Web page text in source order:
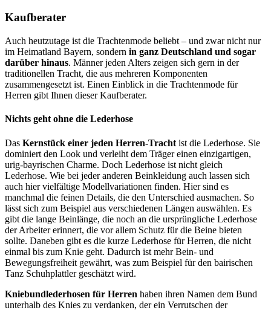
Kaufberater
Auch heutzutage ist die Trachtenmode beliebt – und zwar nicht nur
im Heimatland Bayern, sondern in ganz Deutschland und sogar
darüber hinaus. Männer jeden Alters zeigen sich gern in der
traditionellen Tracht, die aus mehreren Komponenten
zusammengesetzt ist. Einen Einblick in die Trachtenmode für
Herren gibt Ihnen dieser Kaufberater.
Nichts geht ohne die Lederhose
Das Kernstück einer jeden Herren-Tracht ist die Lederhose. Sie
dominiert den Look und verleiht dem Träger einen einzigartigen,
urig-bayrischen Charme. Doch Lederhose ist nicht gleich
Lederhose. Wie bei jeder anderen Beinkleidung auch lassen sich
auch hier vielfältige Modellvariationen finden. Hier sind es
manchmal die feinen Details, die den Unterschied ausmachen. So
lässt sich zum Beispiel aus verschiedenen Längen auswählen. Es
gibt die lange Beinlänge, die noch an die ursprüngliche Lederhose
der Arbeiter erinnert, die vor allem Schutz für die Beine bieten
sollte. Daneben gibt es die kurze Lederhose für Herren, die nicht
einmal bis zum Knie geht. Dadurch ist mehr Bein- und
Bewegungsfreiheit gewährt, was zum Beispiel für den bairischen
Tanz Schuhplattler geschätzt wird.
Kniebundlederhosen für Herren haben ihren Namen dem Bund
unterhalb des Knies zu verdanken, der ein Verrutschen der